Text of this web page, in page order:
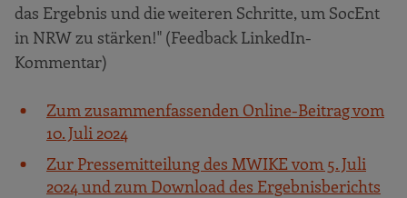
das Ergebnis und die weiteren Schritte, um SocEnt
in NRW zu stärken!" (Feedback LinkedIn-
Kommentar)
Zum zusammenfassenden Online-Beitrag vom
10. Juli 2024
Zur Pressemitteilung des MWIKE vom 5. Juli
2024 und zum Download des Ergebnisberichts